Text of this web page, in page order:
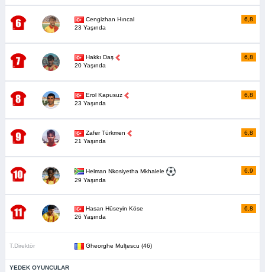
Cengizhan Hıncal
23 Yaşında
6,8
Hakkı Daş
20 Yaşında
6,8
Erol Kapusuz
23 Yaşında
6,8
Zafer Türkmen
21 Yaşında
6,8
Helman Nkosiyetha Mkhalele
29 Yaşında
6,9
Hasan Hüseyin Köse
26 Yaşında
6,8
T.Direktör Gheorghe Mulțescu (46)
YEDEK OYUNCULAR